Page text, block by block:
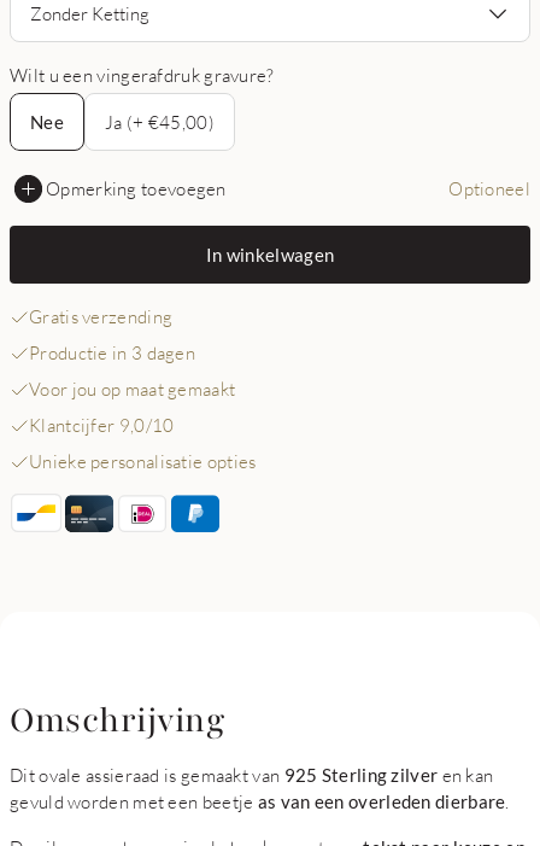
Zonder Ketting
Wilt u een vingerafdruk gravure?
Nee
Nee
Ja (+ €45,00)
Opmerking toevoegen Optioneel
In winkelwagen
Gratis verzending
Productie in 3 dagen
Voor jou op maat gemaakt
Klantcijfer 9,0/10
Unieke personalisatie opties
Omschrijving
Dit ovale assieraad is gemaakt van 925 Sterling zilver en kan
gevuld worden met een beetje as van een overleden dierbare